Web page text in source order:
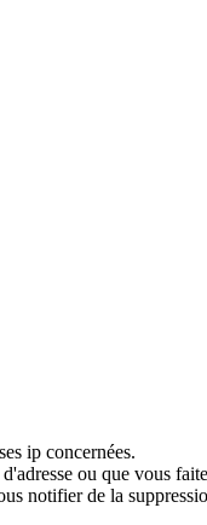
ip concernées.
ou que vous
notifier de la